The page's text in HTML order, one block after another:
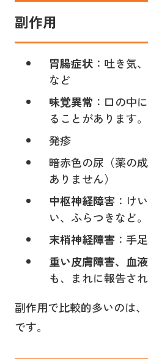
副作用
胃腸症状：吐き気
など
味覚異常 ：口の中
ることがあります。
発疹
暗赤色の尿（薬の
ありません）
中枢神経障害 ：け
い、ふらつきなど。
末梢神経障害 ：手
重い皮膚障害、血
も、まれに報告され
副作用で比較的多いのは
です。